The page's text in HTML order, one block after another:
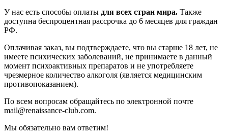
У нас есть способы оплаты для всех стран мира. Также
доступна беспроцентная рассрочка до 6 месяцев для граждан
РФ.
Оплачивая заказ, вы подтверждаете, что вы старше 18 лет, не
имеете психических заболеваний, не принимаете в данный
момент психоактивных препаратов и не употребляете
чрезмерное количество алкоголя (является медицинским
противопоказанием).
По всем вопросам обращайтесь по электронной почте
mail@renaissance-club.com.
Мы обязательно вам ответим!